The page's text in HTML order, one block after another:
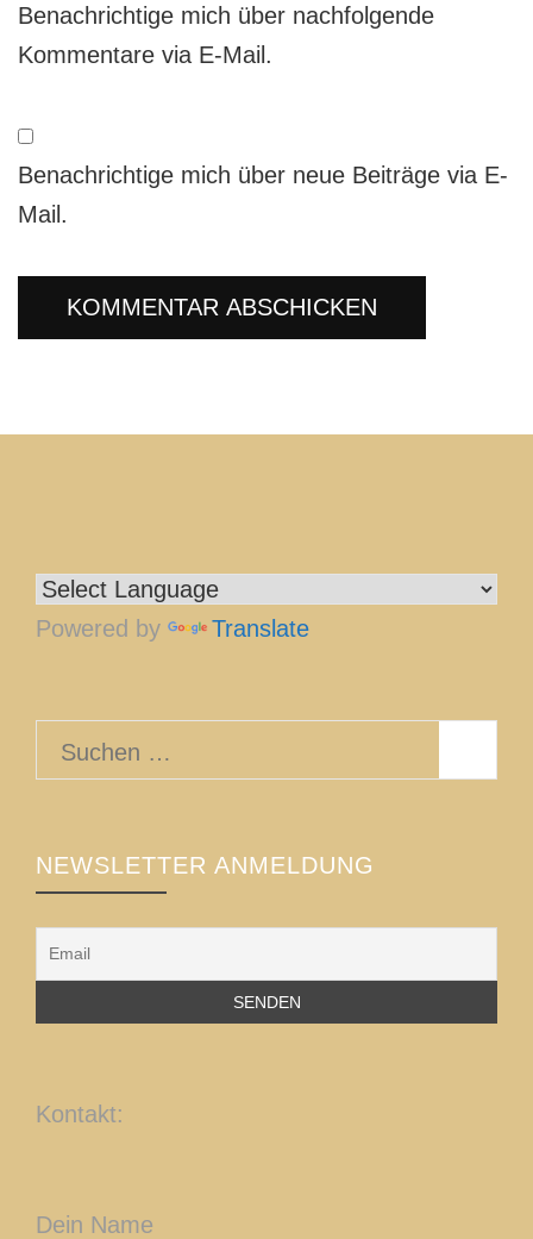
Benachrichtige mich über nachfolgende
Kommentare via E-Mail.
Benachrichtige mich über neue Beiträge via E-
Mail.
Powered by Translate
Suchen
NEWSLETTER ANMELDUNG
Kontakt:
Dein Name